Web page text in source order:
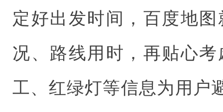
定好出发时间，百度地
况、路线用时，再贴心
工、红绿灯等信息为用户